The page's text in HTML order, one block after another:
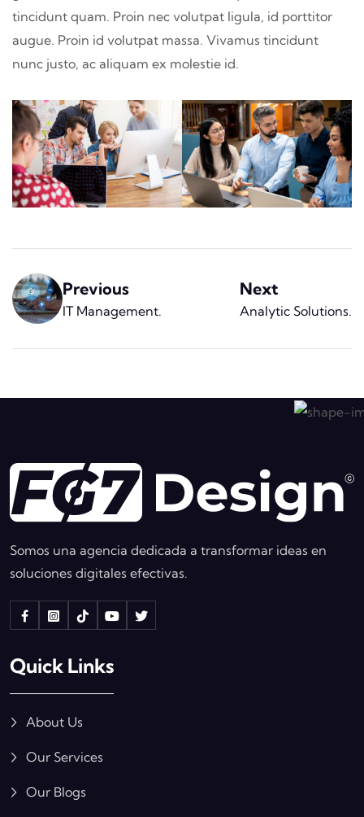
tincidunt quam. Proin nec volutpat ligula, id porttitor
augue. Proin id volutpat massa. Vivamus tincidunt
nunc justo, ac aliquam ex molestie id.
Previous
IT Management.
Next
Analytic Solutions.
Somos una agencia dedicada a transformar ideas en
soluciones digitales efectivas.
Quick Links
About Us
Our Services
Our Blogs